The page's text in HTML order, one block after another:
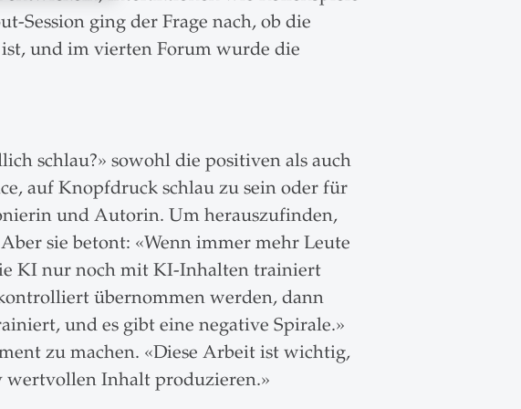
Session ging der Frage nach, ob die
und im vierten Forum wurde die
schlau?» sowohl die positiven als auch
auf Knopfdruck schlau zu sein oder für
und Autorin. Um herauszufinden,
sie betont: «Wenn immer mehr Leute
KI nur noch mit KI-Inhalten trainiert
übernommen werden, dann
und es gibt eine negative Spirale.»
zu machen. «Diese Arbeit ist wichtig,
Inhalt produzieren.»